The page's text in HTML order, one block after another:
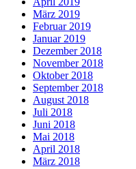
März 2019
Februar 2019
Januar 2019
Dezember 2018
November 2018
Oktober 2018
September 2018
August 2018
Juli 2018
Juni 2018
Mai 2018
April 2018
März 2018